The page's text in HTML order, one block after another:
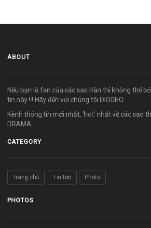
ABOUT
Nếu bạn là fan của các sao Hàn thì không thể
tin này !!! Hãy đến với chúng tôi DIODEO.
Kênh thông tin mới nhất, ‘hot’ nhất về các sao
DRAMA.
CATEGORY
Trang chủ Tin tức Photo
PHOTOS